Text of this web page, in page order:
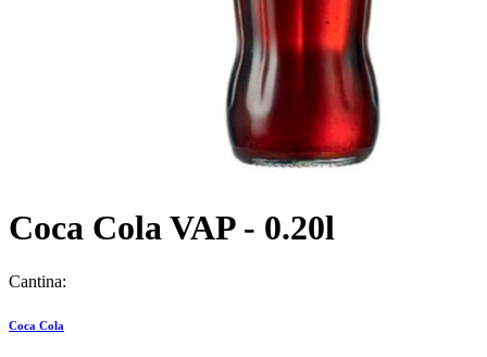
Coca Cola VAP - 0.20l
Cantina:
Coca Cola